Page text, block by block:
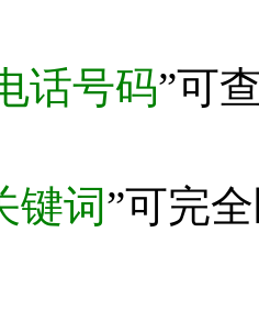
话号码”可
键词”可完